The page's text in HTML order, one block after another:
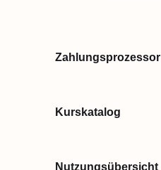
Zahlungsprozessor
Kurskatalog
Nutzungsübersicht